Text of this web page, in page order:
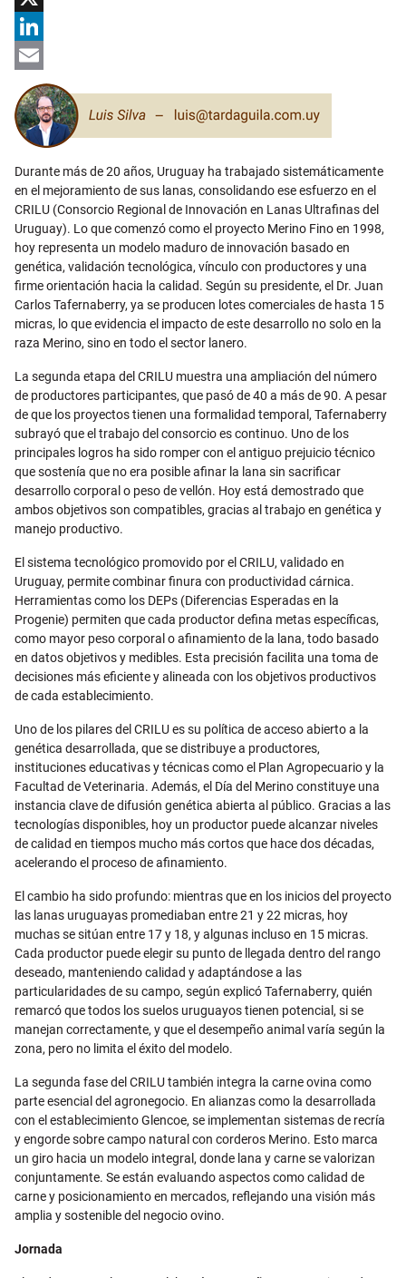
X
LinkedIn
Email
Durante más de 20 años, Uruguay ha trabajado sistemáticamente
en el mejoramiento de sus lanas, consolidando ese esfuerzo en el
CRILU (Consorcio Regional de Innovación en Lanas Ultrafinas del
Uruguay). Lo que comenzó como el proyecto Merino Fino en 1998,
hoy representa un modelo maduro de innovación basado en
genética, validación tecnológica, vínculo con productores y una
firme orientación hacia la calidad. Según su presidente, el Dr. Juan
Carlos Tafernaberry, ya se producen lotes comerciales de hasta 15
micras, lo que evidencia el impacto de este desarrollo no solo en la
raza Merino, sino en todo el sector lanero.
La segunda etapa del CRILU muestra una ampliación del número
de productores participantes, que pasó de 40 a más de 90. A pesar
de que los proyectos tienen una formalidad temporal, Tafernaberry
subrayó que el trabajo del consorcio es continuo. Uno de los
principales logros ha sido romper con el antiguo prejuicio técnico
que sostenía que no era posible afinar la lana sin sacrificar
desarrollo corporal o peso de vellón. Hoy está demostrado que
ambos objetivos son compatibles, gracias al trabajo en genética y
manejo productivo.
El sistema tecnológico promovido por el CRILU, validado en
Uruguay, permite combinar finura con productividad cárnica.
Herramientas como los DEPs (Diferencias Esperadas en la
Progenie) permiten que cada productor defina metas específicas,
como mayor peso corporal o afinamiento de la lana, todo basado
en datos objetivos y medibles. Esta precisión facilita una toma de
decisiones más eficiente y alineada con los objetivos productivos
de cada establecimiento.
Uno de los pilares del CRILU es su política de acceso abierto a la
genética desarrollada, que se distribuye a productores,
instituciones educativas y técnicas como el Plan Agropecuario y la
Facultad de Veterinaria. Además, el Día del Merino constituye una
instancia clave de difusión genética abierta al público. Gracias a las
tecnologías disponibles, hoy un productor puede alcanzar niveles
de calidad en tiempos mucho más cortos que hace dos décadas,
acelerando el proceso de afinamiento.
El cambio ha sido profundo: mientras que en los inicios del proyecto
las lanas uruguayas promediaban entre 21 y 22 micras, hoy
muchas se sitúan entre 17 y 18, y algunas incluso en 15 micras.
Cada productor puede elegir su punto de llegada dentro del rango
deseado, manteniendo calidad y adaptándose a las
particularidades de su campo, según explicó Tafernaberry, quién
remarcó que todos los suelos uruguayos tienen potencial, si se
manejan correctamente, y que el desempeño animal varía según la
zona, pero no limita el éxito del modelo.
La segunda fase del CRILU también integra la carne ovina como
parte esencial del agronegocio. En alianzas como la desarrollada
con el establecimiento Glencoe, se implementan sistemas de recría
y engorde sobre campo natural con corderos Merino. Esto marca
un giro hacia un modelo integral, donde lana y carne se valorizan
conjuntamente. Se están evaluando aspectos como calidad de
carne y posicionamiento en mercados, reflejando una visión más
amplia y sostenible del negocio ovino.
Jornada